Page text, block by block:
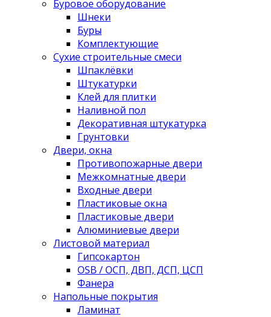
Буровое оборудование
Шнеки
Буры
Комплектующие
Сухие строительные смеси
Шпаклёвки
Штукатурки
Клей для плитки
Наливной пол
Декоративная штукатурка
Грунтовки
Двери, окна
Противопожарные двери
Межкомнатные двери
Входные двери
Пластиковые окна
Пластиковые двери
Алюминиевые двери
Листовой материал
Гипсокартон
OSB / ОСП, ДВП, ДСП, ЦСП
Фанера
Напольные покрытия
Ламинат